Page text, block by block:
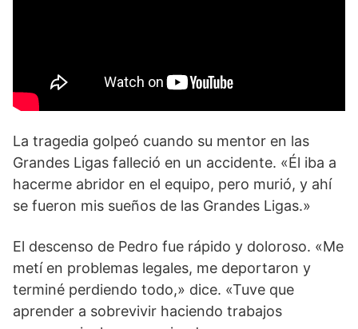
La tragedia golpeó cuando su mentor en las
Grandes Ligas falleció en un accidente. «Él iba a
hacerme abridor en el equipo, pero murió, y ahí
se fueron mis sueños de las Grandes Ligas.»
El descenso de Pedro fue rápido y doloroso. «Me
metí en problemas legales, me deportaron y
terminé perdiendo todo,» dice. «Tuve que
aprender a sobrevivir haciendo trabajos